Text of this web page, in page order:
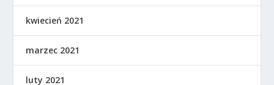
kwiecień 2021
marzec 2021
luty 2021